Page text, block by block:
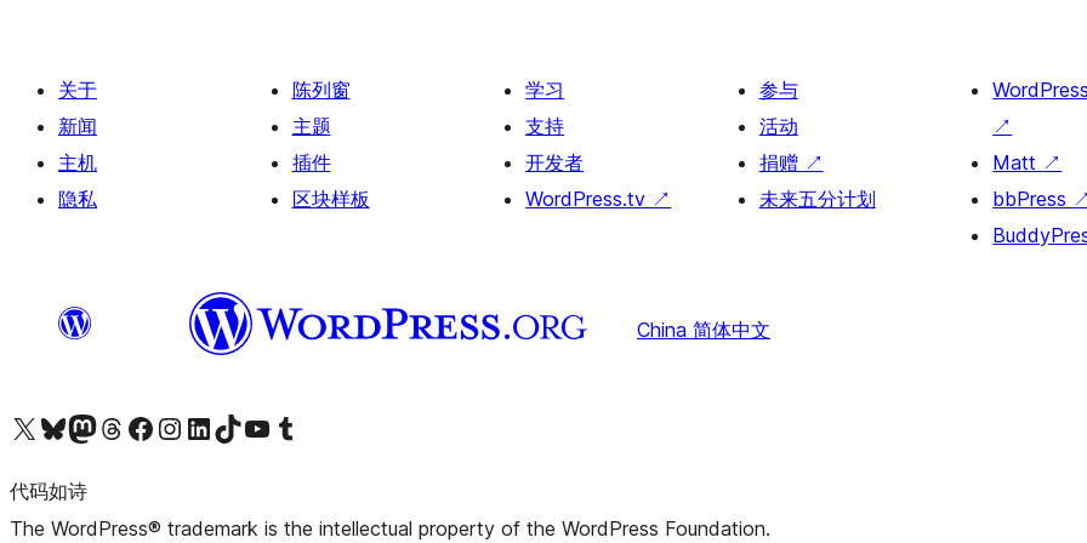
关于
新闻
主机
隐私
陈列窗
主题
插件
区块样板
学习
支持
开发者
WordPress.tv ↗
参与
活动
捐赠 ↗
未来五分计划
↗
Matt ↗
bbPress ↗
China 简体中文
关注我们的 X（原 Twitter）账号访问我们的 Bluesky 账号关注我们的 Mastodon 账号访问我们的 Threads 账号 访问我们的 Facebook 公共主页关注我们的 Instagram 账号 关注我们的 LinkedIn 主页访问我们的 TikTok 账号访问我们的 YouTube 频道 访问我们的 Tumblr 账号
代码如诗
The WordPress® trademark is the intellectual property of the WordPress Foundation.